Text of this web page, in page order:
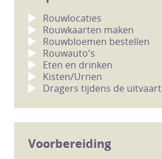
Rouwlocaties
Rouwkaarten maken
Rouwbloemen bestellen
Rouwauto's
Eten en drinken
Kisten/Urnen
Dragers tijdens de uitvaart
Voorbereiding